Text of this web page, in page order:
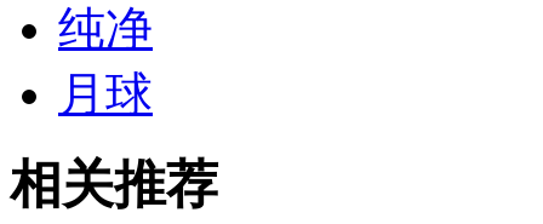
纯净
月球
相关推荐